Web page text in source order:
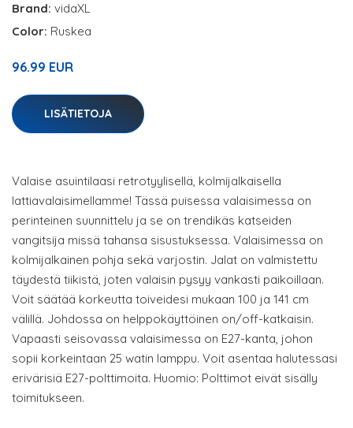
Brand: vidaXL
Color: Ruskea
96.99 EUR
LISÄTIETOJA
Valaise asuintilaasi retrotyylisellä, kolmijalkaisella
lattiavalaisimellamme! Tässä puisessa valaisimessa on
perinteinen suunnittelu ja se on trendikäs katseiden
vangitsija missä tahansa sisustuksessa. Valaisimessa on
kolmijalkainen pohja sekä varjostin. Jalat on valmistettu
täydestä tiikistä, joten valaisin pysyy vankasti paikoillaan.
Voit säätää korkeutta toiveidesi mukaan 100 ja 141 cm
välillä. Johdossa on helppokäyttöinen on/off-katkaisin.
Vapaasti seisovassa valaisimessa on E27-kanta, johon
sopii korkeintaan 25 watin lamppu. Voit asentaa halutessasi
erivärisiä E27-polttimoita. Huomio: Polttimot eivät sisälly
toimitukseen.